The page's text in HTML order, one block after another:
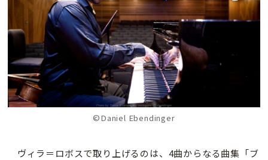
©Daniel Ebendinger
ヴィラ＝ロボスで取り上げるのは、4曲からなる曲集「ブ